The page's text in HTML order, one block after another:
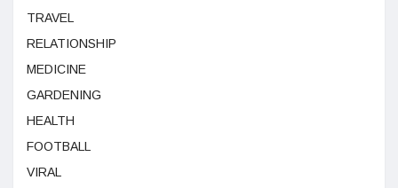
TRAVEL
RELATIONSHIP
MEDICINE
GARDENING
HEALTH
FOOTBALL
VIRAL